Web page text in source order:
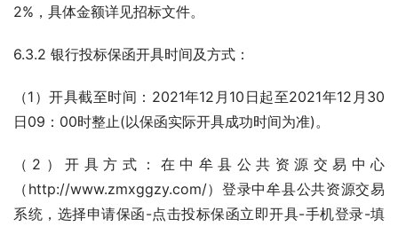
2%，具体金额详见招标文件。
6.3.2 银行投标保函开具时间及方式：
（1）开具截至时间：2021年12月10日起至2021年12月30
日09：00时整止(以保函实际开具成功时间为准)。
（2）开具方式：在中牟县公共资源交易中心
（http://www.zmxggzy.com/）登录中牟县公共资源交易
系统，选择申请保函-点击投标保函立即开具-手机登录-填